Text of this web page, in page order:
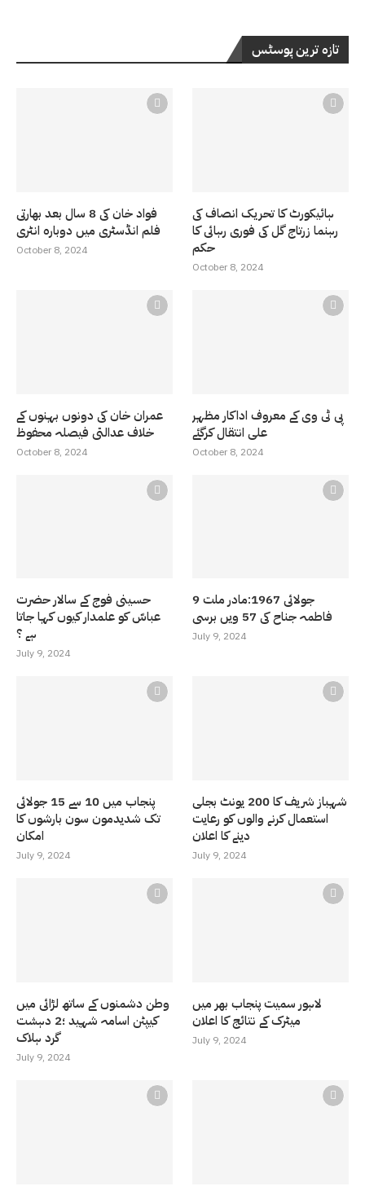
تازہ ترین پوسٹس
فواد خان کی 8 سال بعد بھارتی
فلم انڈسٹری میں دوبارہ انٹری
October 8, 2024
ہائیکورٹ کا تحریک انصاف کی
رہنما زرتاج گل کی فوری رہائی کا
حکم
October 8, 2024
عمران خان کی دونوں بہنوں کے
خلاف عدالتی فیصلہ محفوظ
October 8, 2024
پی ٹی وی کے معروف اداکار مظہر
علی انتقال کرگئے
October 8, 2024
حسینی فوج کے سالار حضرت
عباسّ کو علمدار کیوں کہا جاتا
ہے ؟
July 9, 2024
9 جولائی 1967:مادر ملت
فاطمہ جناح کی 57 ویں برسی
July 9, 2024
پنجاب میں 10 سے 15 جولائی
تک شدیدمون سون بارشوں کا
امکان
July 9, 2024
شہباز شریف کا 200 یونٹ بجلی
استعمال کرنے والوں کو رعایت
دینے کا اعلان
July 9, 2024
وطن دشمنوں کے ساتھ لڑائی میں
کیپٹن اسامہ شہید ؛2 دہشت
گرد ہلاک
July 9, 2024
لاہور سمیت پنجاب بھر میں
میٹرک کے نتائج کا اعلان
July 9, 2024